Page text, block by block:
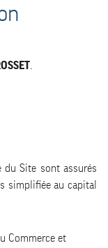
du Site sont assurés
simplifiée au capital
Commerce et